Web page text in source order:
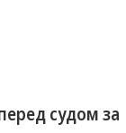
судом за